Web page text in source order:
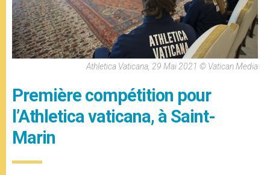
Athletica Vaticana, 29 Mai 2021 © Vatican Media
Première compétition pour
l’Athletica vaticana, à Saint-
Marin